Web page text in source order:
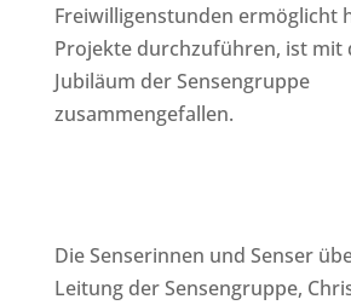
Freiwilligenstunden ermöglicht
Projekte durchzuführen, ist mit
Jubiläum der Sensengruppe
zusammengefallen.
Die Senserinnen und Senser
Leitung der Sensengruppe,